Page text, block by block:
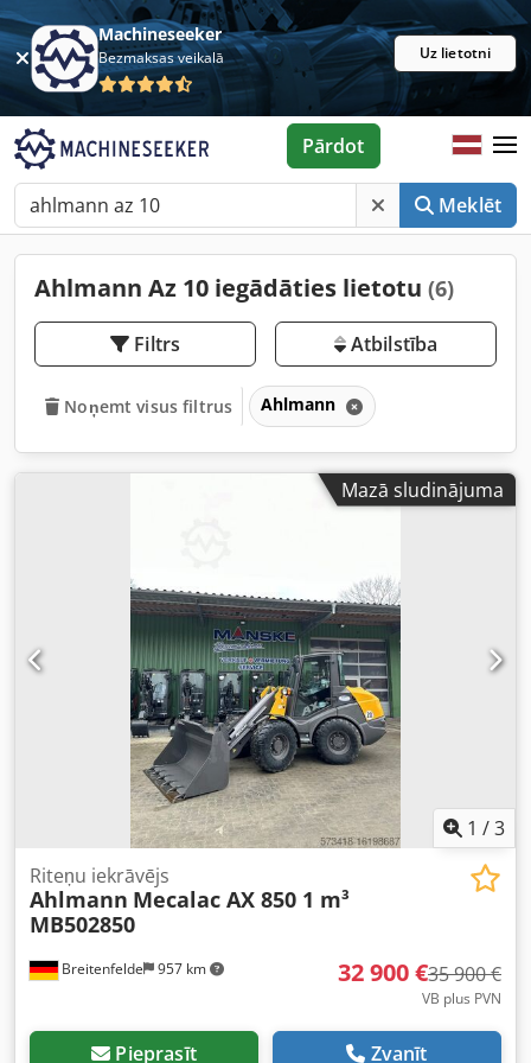
Machineseeker
Bezmaksas veikalā Uz lietotni
Meklēt
Pārdot
Ahlmann Az 10 iegādāties lietotu (6)
Filtrs Atbilstība
Noņemt visus filtrus Ahlmann
Mazā sludinājuma
1 /3
Breitenfelde 957 km
Riteņu iekrāvējs
Ahlmann Mecalac AX 850 1 m³
MB502850
32 900 €35 900 €
VB plus PVN
Pieprasīt Zvanīt